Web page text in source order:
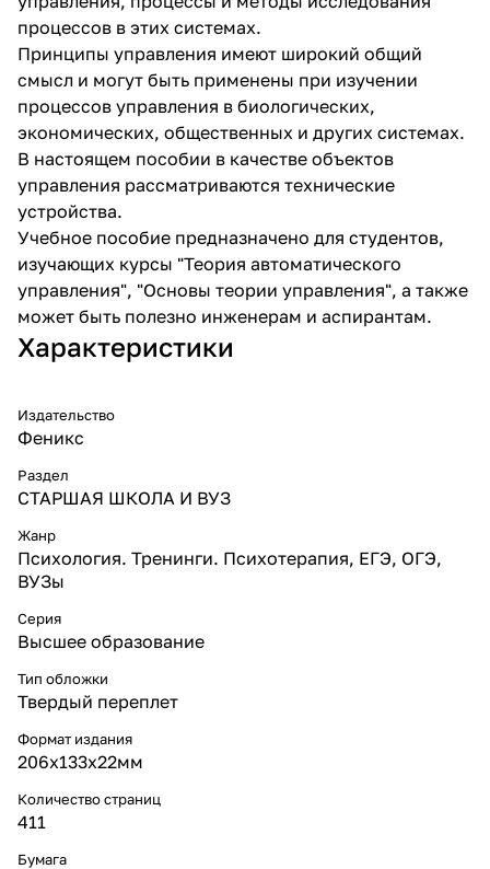
процессов в этих системах.
Принципы управления имеют широкий общий
смысл и могут быть применены при изучении
процессов управления в биологических,
экономических, общественных и других системах.
В настоящем пособии в качестве объектов
управления рассматриваются технические
устройства.
Учебное пособие предназначено для студентов,
изучающих курсы "Теория автоматического
управления", "Основы теории управления", а также
может быть полезно инженерам и аспирантам.
Характеристики
Издательство
Феникс
Раздел
СТАРШАЯ ШКОЛА И ВУЗ
Жанр
Психология. Тренинги. Психотерапия, ЕГЭ, ОГЭ,
ВУЗы
Серия
Высшее образование
Тип обложки
Твердый переплет
Формат издания
206х133х22мм
Количество страниц
411
Бумага